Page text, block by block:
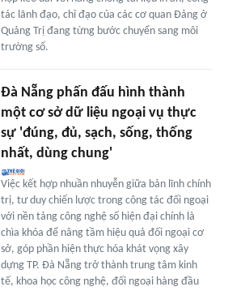
tác lãnh đạo, chỉ đạo của các cơ quan Đảng ở
Quảng Trị đang từng bước chuyển sang môi
trường số.
Đà Nẵng phấn đấu hình thành
một cơ sở dữ liệu ngoại vụ thực
sự 'đúng, đủ, sạch, sống, thống
nhất, dùng chung'
Việc kết hợp nhuần nhuyễn giữa bản lĩnh chính
trị, tư duy chiến lược trong công tác đối ngoại
với nền tảng công nghệ số hiện đại chính là
chìa khóa để nâng tầm hiệu quả đối ngoại cơ
sở, góp phần hiện thực hóa khát vọng xây
dựng TP. Đà Nẵng trở thành trung tâm kinh
tế, khoa học công nghệ, đối ngoại hàng đầu